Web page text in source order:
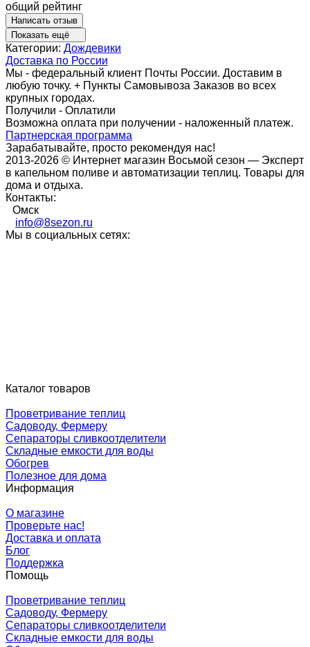
общий рейтинг
Написать отзыв
Показать ещё
Категории: Дождевики
Доставка по России
Мы - федеральный клиент Почты России. Доставим в
любую точку. + Пункты Самовывоза Заказов во всех
крупных городах.
Получили - Оплатили
Возможна оплата при получении - наложенный платеж.
Партнерская программа
Зарабатывайте, просто рекомендуя нас!
2013-2026 © Интернет магазин Восьмой сезон — Эксперт
в капельном поливе и автоматизации теплиц. Товары для
дома и отдыха.
Контакты:
Омск
info@8sezon.ru
Мы в социальных сетях:
Каталог товаров
Проветривание теплиц
Садоводу, Фермеру
Сепараторы сливкоотделители
Складные емкости для воды
Обогрев
Полезное для дома
Информация
О магазине
Проверьте нас!
Доставка и оплата
Блог
Поддержка
Помощь
Проветривание теплиц
Садоводу, Фермеру
Сепараторы сливкоотделители
Складные емкости для воды